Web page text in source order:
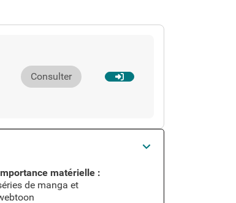
Consulter
matérielle :
de manga et